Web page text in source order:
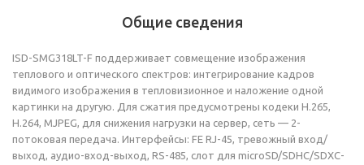
Общие сведения
ISD-SMG318LT-F поддерживает совмещение изображения
теплового и оптического спектров: интегрирование кадров
видимого изображения в тепловизионное и наложение одной
картинки на другую. Для сжатия предусмотрены кодеки H.265,
H.264, MJPEG, для снижения нагрузки на сервер, сеть — 2-
потоковая передача. Интерфейсы: FE RJ-45, тревожный вход/
выход, аудио-вход-выход, RS-485, слот для microSD/SDHC/SDXC-